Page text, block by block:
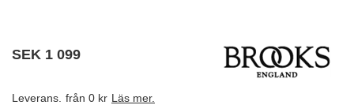
SEK 1 099
Leverans. från 0 kr Läs mer.